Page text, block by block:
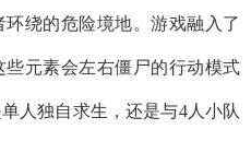
绕的危险境地。游戏融入了
元素会左右僵尸的行动模式
人独自求生，还是与4人小队